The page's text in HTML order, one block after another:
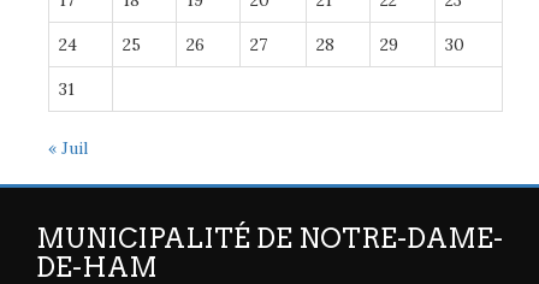
24 25 26 27 28 29 30
31
« Juil
MUNICIPALITÉ DE NOTRE-DAME-
DE-HAM